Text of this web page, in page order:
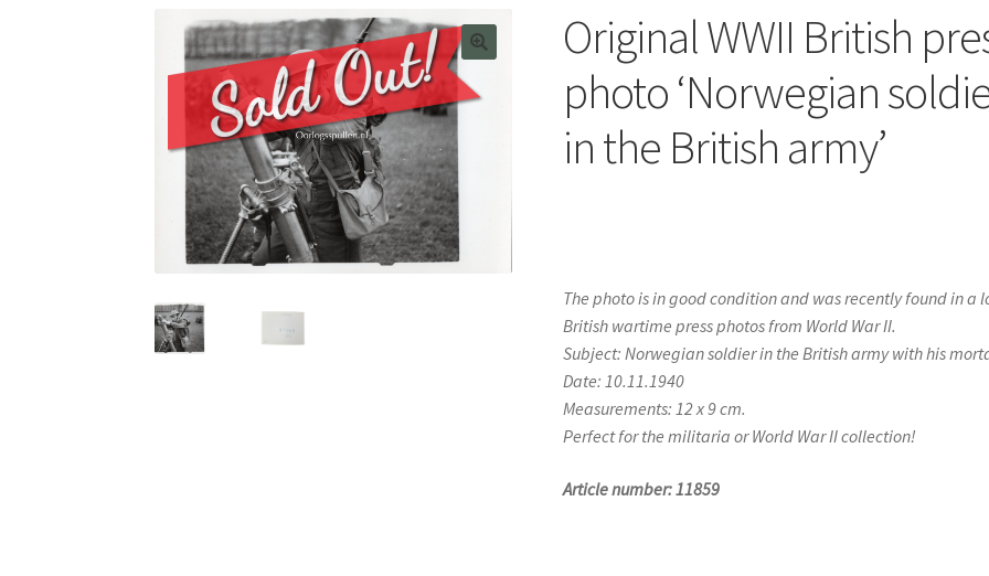
Original WWII British
photo ‘Norwegian
in the British army’
The photo is in good condition and was recently found in a
British wartime press photos from World War II.
Subject: Norwegian soldier in the British army with his
Date: 10.11.1940
Measurements: 12 x 9 cm.
Perfect for the militaria or World War II collection!
Article number: 11859